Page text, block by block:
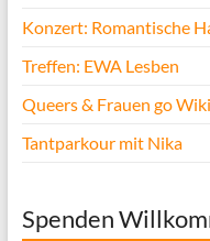
Konzert: Romantische
Treffen: EWA Lesben
Queers & Frauen go
Tantparkour mit Nika
Spenden